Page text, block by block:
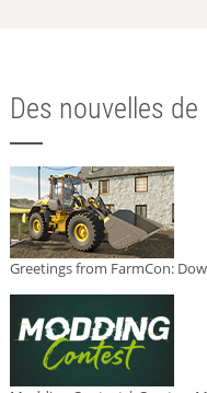
Des nouvelles de
Greetings from FarmCon: